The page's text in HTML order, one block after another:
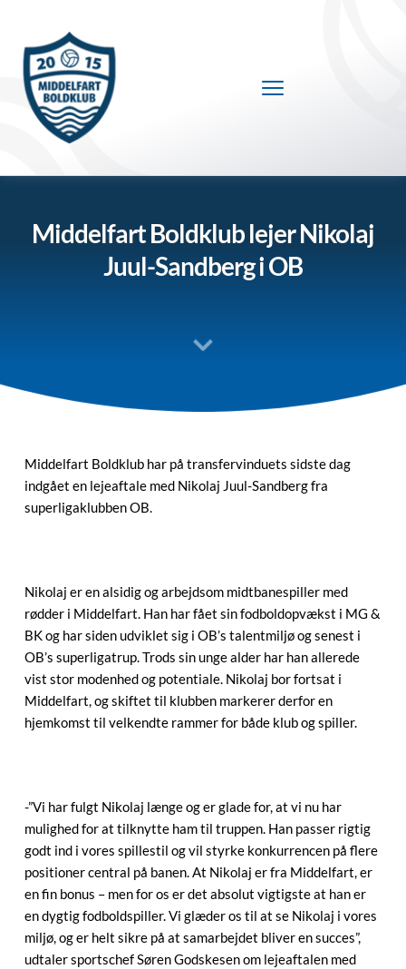
Middelfart Boldklub lejer Nikolaj
Juul-Sandberg i OB
Middelfart Boldklub har på transfervinduets sidste dag
indgået en lejeaftale med Nikolaj Juul-Sandberg fra
superligaklubben OB.
Nikolaj er en alsidig og arbejdsom midtbanespiller med
rødder i Middelfart. Han har fået sin fodboldopvækst i MG &
BK og har siden udviklet sig i OB’s talentmiljø og senest i
OB’s superligatrup. Trods sin unge alder har han allerede
vist stor modenhed og potentiale. Nikolaj bor fortsat i
Middelfart, og skiftet til klubben markerer derfor en
hjemkomst til velkendte rammer for både klub og spiller.
-”Vi har fulgt Nikolaj længe og er glade for, at vi nu har
mulighed for at tilknytte ham til truppen. Han passer rigtig
godt ind i vores spillestil og vil styrke konkurrencen på flere
positioner central på banen. At Nikolaj er fra Middelfart, er
en fin bonus – men for os er det absolut vigtigste at han er
en dygtig fodboldspiller. Vi glæder os til at se Nikolaj i vores
miljø, og er helt sikre på at samarbejdet bliver en succes”,
udtaler sportschef Søren Godskesen om lejeaftalen med